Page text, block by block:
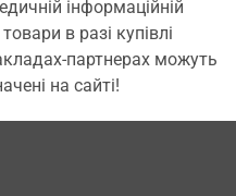
інформаційній
в разі купівлі
партнерах можуть
на сайті!